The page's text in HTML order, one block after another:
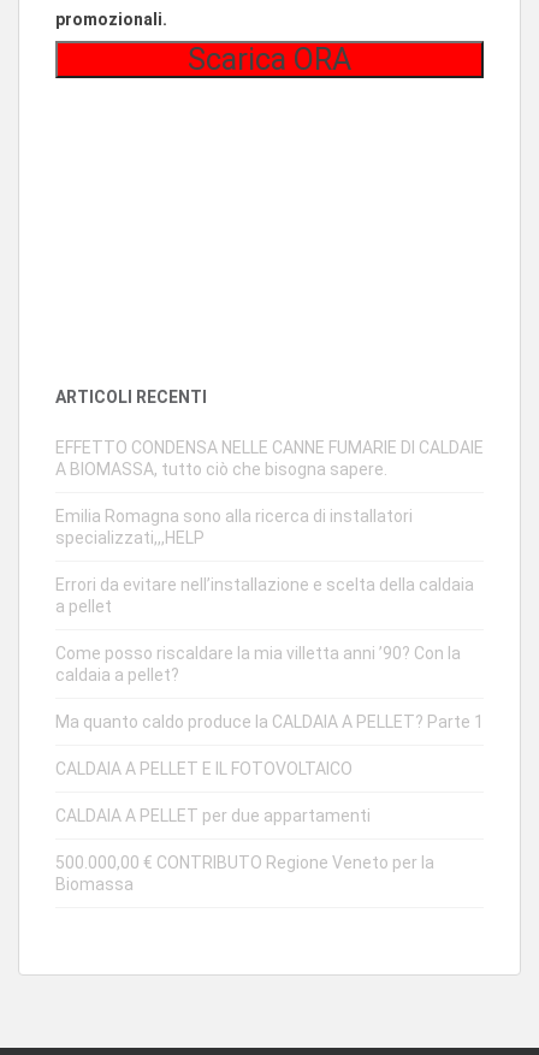
promozionali.
ARTICOLI RECENTI
EFFETTO CONDENSA NELLE CANNE FUMARIE DI CALDAIE
A BIOMASSA, tutto ciò che bisogna sapere.
Emilia Romagna sono alla ricerca di installatori
specializzati,,,HELP
Errori da evitare nell’installazione e scelta della caldaia
a pellet
Come posso riscaldare la mia villetta anni ’90? Con la
caldaia a pellet?
Ma quanto caldo produce la CALDAIA A PELLET? Parte 1
CALDAIA A PELLET E IL FOTOVOLTAICO
CALDAIA A PELLET per due appartamenti
500.000,00 € CONTRIBUTO Regione Veneto per la
Biomassa